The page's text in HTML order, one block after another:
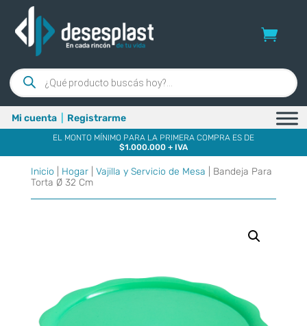
Búsqueda
de
productos
Mi cuenta Registrarme
EL MONTO MÍNIMO PARA LA PRIMERA COMPRA ES DE
$1.000.000 + IVA
Inicio Hogar| Vajilla y Servicio de Mesa | Bandeja Para
Torta Ø 32 Cm